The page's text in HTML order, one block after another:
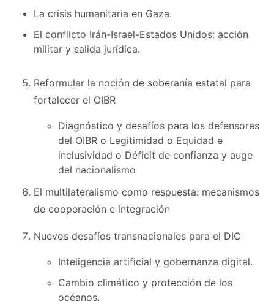
La crisis humanitaria en Gaza.
El conflicto Irán-Israel-Estados Unidos: acción
militar y salida jurídica.
Reformular la noción de soberanía estatal para
fortalecer el OIBR
Diagnóstico y desafíos para los defensores
del OIBR o Legitimidad o Equidad e
inclusividad o Déficit de confianza y auge
del nacionalismo
El multilateralismo como respuesta: mecanismos
de cooperación e integración
Nuevos desafíos transnacionales para el DIC
Inteligencia artificial y gobernanza digital.
Cambio climático y protección de los
océanos.